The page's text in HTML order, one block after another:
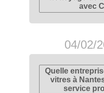
avec
04/02/
Quelle
vitres à
service